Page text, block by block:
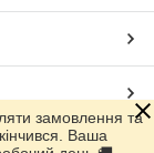
замовлення та
Ваша